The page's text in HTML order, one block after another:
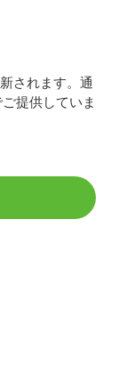
されます。通
提供していま